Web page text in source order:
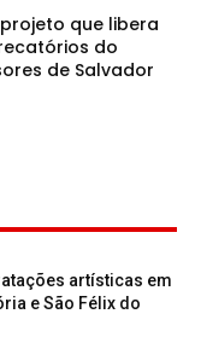
que libera
do
de Salvador
artísticas em
e São Félix do